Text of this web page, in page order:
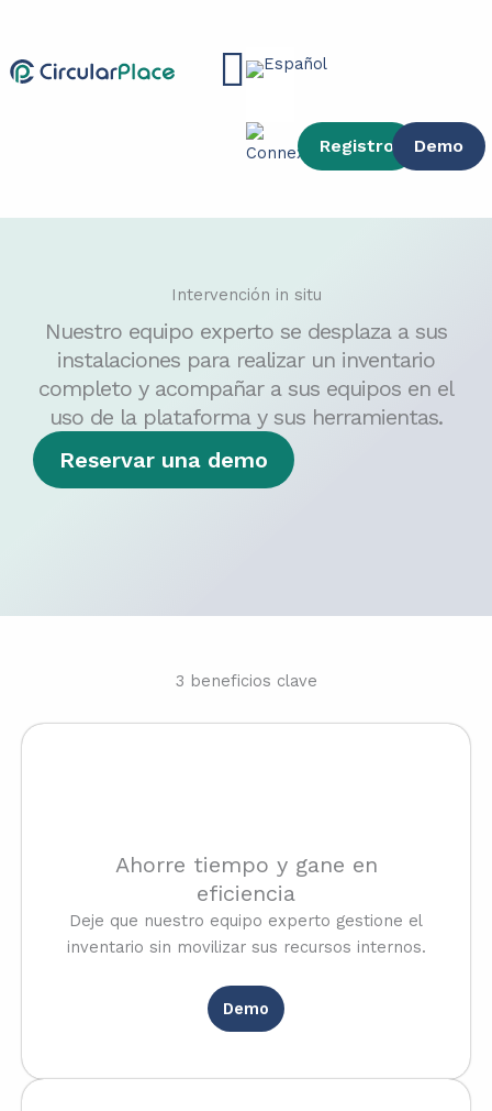
contenido
Main
Registro Demo
Intervención in situ
Nuestro equipo experto se desplaza a sus
instalaciones para realizar un inventario
completo y acompañar a sus equipos en el
uso de la plataforma y sus herramientas.
Reservar una demo
3 beneficios clave
Ahorre tiempo y gane en
eficiencia
Deje que nuestro equipo experto gestione el
inventario sin movilizar sus recursos internos.
Demo